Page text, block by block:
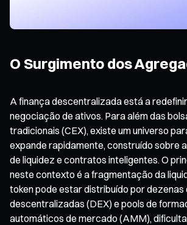
O Surgimento dos
A finança descentralizada está a
negociação de ativos. Para além das
tradicionais (CEX), existe um universo
expande rapidamente, construído sobre
de liquidez e contratos inteligentes. O
neste contexto é a fragmentação da
token pode estar distribuído por dezenas
descentralizadas (DEX) e pools de
automáticos de mercado (AMM),